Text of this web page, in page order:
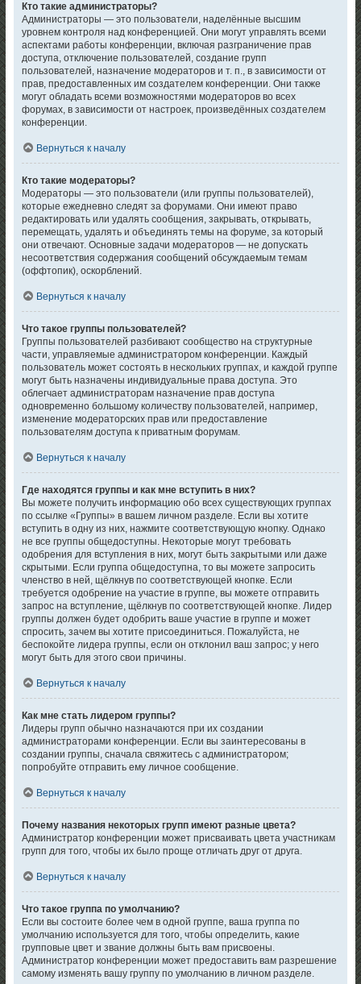
Кто такие администраторы?
Администраторы — это пользователи, наделённые высшим
уровнем контроля над конференцией. Они могут управлять всеми
аспектами работы конференции, включая разграничение прав
доступа, отключение пользователей, создание групп
пользователей, назначение модераторов и т. п., в зависимости от
прав, предоставленных им создателем конференции. Они также
могут обладать всеми возможностями модераторов во всех
форумах, в зависимости от настроек, произведённых создателем
конференции.
Вернуться к началу
Кто такие модераторы?
Модераторы — это пользователи (или группы пользователей),
которые ежедневно следят за форумами. Они имеют право
редактировать или удалять сообщения, закрывать, открывать,
перемещать, удалять и объединять темы на форуме, за который
они отвечают. Основные задачи модераторов — не допускать
несоответствия содержания сообщений обсуждаемым темам
(оффтопик), оскорблений.
Вернуться к началу
Что такое группы пользователей?
Группы пользователей разбивают сообщество на структурные
части, управляемые администратором конференции. Каждый
пользователь может состоять в нескольких группах, и каждой группе
могут быть назначены индивидуальные права доступа. Это
облегчает администраторам назначение прав доступа
одновременно большому количеству пользователей, например,
изменение модераторских прав или предоставление
пользователям доступа к приватным форумам.
Вернуться к началу
Где находятся группы и как мне вступить в них?
Вы можете получить информацию обо всех существующих группах
по ссылке «Группы» в вашем личном разделе. Если вы хотите
вступить в одну из них, нажмите соответствующую кнопку. Однако
не все группы общедоступны. Некоторые могут требовать
одобрения для вступления в них, могут быть закрытыми или даже
скрытыми. Если группа общедоступна, то вы можете запросить
членство в ней, щёлкнув по соответствующей кнопке. Если
требуется одобрение на участие в группе, вы можете отправить
запрос на вступление, щёлкнув по соответствующей кнопке. Лидер
группы должен будет одобрить ваше участие в группе и может
спросить, зачем вы хотите присоединиться. Пожалуйста, не
беспокойте лидера группы, если он отклонил ваш запрос; у него
могут быть для этого свои причины.
Вернуться к началу
Как мне стать лидером группы?
Лидеры групп обычно назначаются при их создании
администраторами конференции. Если вы заинтересованы в
создании группы, сначала свяжитесь с администратором;
попробуйте отправить ему личное сообщение.
Вернуться к началу
Почему названия некоторых групп имеют разные цвета?
Администратор конференции может присваивать цвета участникам
групп для того, чтобы их было проще отличать друг от друга.
Вернуться к началу
Что такое группа по умолчанию?
Если вы состоите более чем в одной группе, ваша группа по
умолчанию используется для того, чтобы определить, какие
групповые цвет и звание должны быть вам присвоены.
Администратор конференции может предоставить вам разрешение
самому изменять вашу группу по умолчанию в личном разделе.